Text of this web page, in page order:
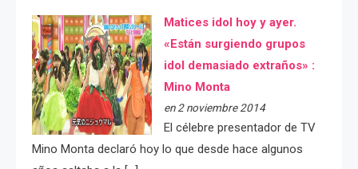
Matices idol hoy y ayer.
«Están surgiendo grupos
idol demasiado extraños» :
Mino Monta
en 2 noviembre 2014
El célebre presentador de TV
Mino Monta declaró hoy lo que desde hace algunos